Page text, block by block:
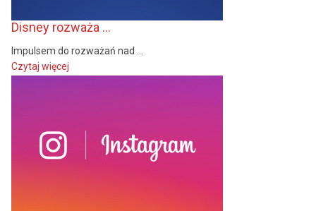
Disney rozważa ...
Impulsem do rozważań nad ...
Czytaj więcej